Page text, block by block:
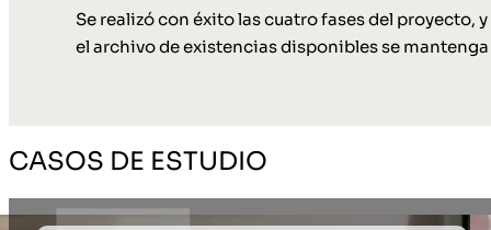
Se realizó con éxito las cuatro fases del proyecto,
el archivo de existencias disponibles se
CASOS DE ESTUDIO